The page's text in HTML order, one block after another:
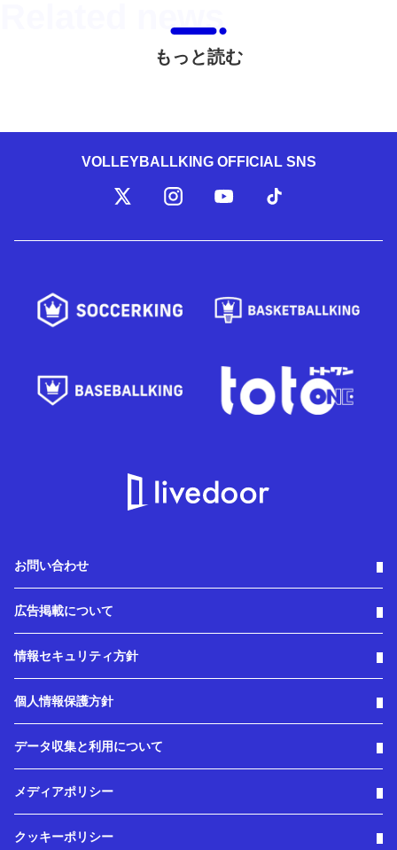
もっと読む
VOLLEYBALLKING OFFICIAL SNS
お問い合わせ
広告掲載について
情報セキュリティ方針
個人情報保護方針
データ収集と利用について
メディアポリシー
クッキーポリシー